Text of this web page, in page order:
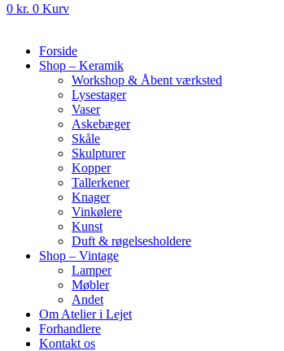
0 kr. 0 Kurv
Forside
Shop – Keramik
Workshop & Åbent værksted
Lysestager
Vaser
Askebæger
Skåle
Skulpturer
Kopper
Tallerkener
Knager
Vinkølere
Kunst
Duft & røgelsesholdere
Shop – Vintage
Lamper
Møbler
Andet
Om Atelier i Lejet
Forhandlere
Kontakt os